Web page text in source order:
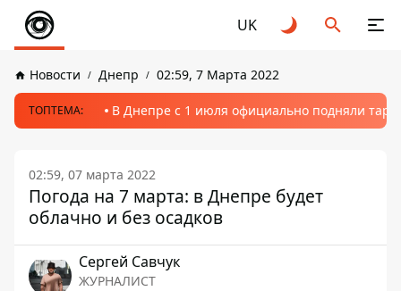
UK
Новости Днепр 02:59, 7 Марта 2022
ТОПТЕМА: В Днепре с 1 июля официально подняли
02:59, 07 марта 2022
Погода на 7 марта: в Днепре будет
облачно и без осадков
Сергей Савчук
ЖУРНАЛИСТ